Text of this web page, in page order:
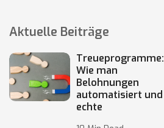
Aktuelle Beiträge
Treueprogramme:
Wie man
Belohnungen
automatisiert und
echte